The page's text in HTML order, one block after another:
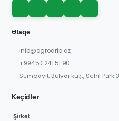
Əlaqə
info@agrodrip.az
+99450 241 51 90
Sumqayıt, Bulvar küç., Sahil Park 3
Keçidlər
Şirkət